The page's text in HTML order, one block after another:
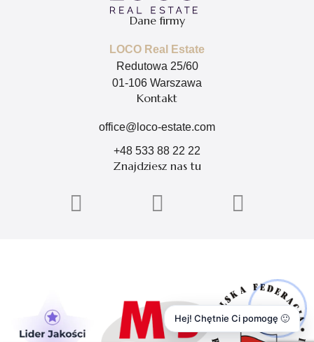
Dane firmy
LOCO Real Estate
Redutowa 25/60
01-106 Warszawa
Kontakt
office@loco-estate.com
+48 533 88 22 22
Znajdziesz nas tu
Hej! Chętnie Ci pomogę 🙂